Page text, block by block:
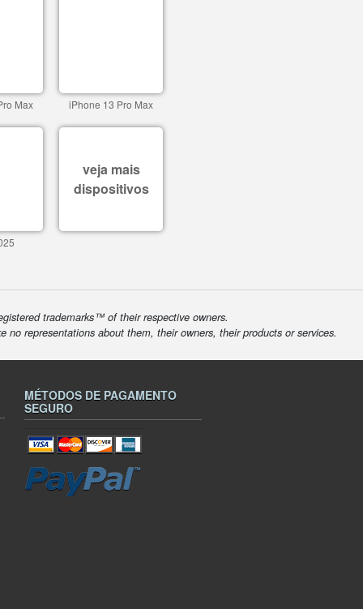
Max iPhone 13 Pro Max
veja mais
dispositivos
trademarks™ of their respective owners.
representations about them, their owners, their products or services.
MÉTODOS DE PAGAMENTO
SEGURO